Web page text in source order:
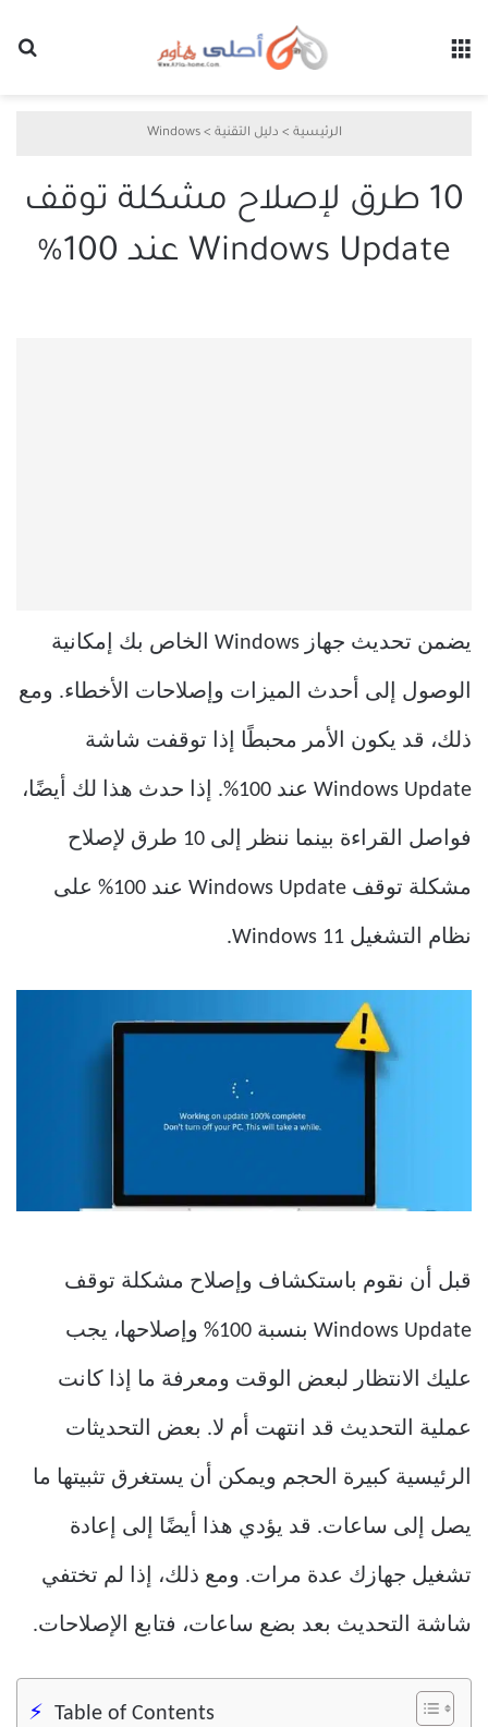
الرئيسية > دليل التقنية >
Windows
10 طرق لإصلاح مشكلة توقف
Windows Update عند 100%
يضمن تحديث جهاز Windows الخاص بك إمكانية
الوصول إلى أحدث الميزات وإصلاحات الأخطاء. ومع
ذلك، قد يكون الأمر محبطًا إذا توقفت شاشة
Windows Update عند 100%. إذا حدث هذا لك أيضًا،
فواصل القراءة بينما ننظر إلى 10 طرق لإصلاح
مشكلة توقف Windows Update عند 100% على
نظام التشغيل Windows 11.
قبل أن نقوم باستكشاف وإصلاح مشكلة توقف
Windows Update بنسبة 100% وإصلاحها، يجب
عليك الانتظار لبعض الوقت ومعرفة ما إذا كانت
عملية التحديث قد انتهت أم لا. بعض التحديثات
الرئيسية كبيرة الحجم ويمكن أن يستغرق تثبيتها ما
يصل إلى ساعات. قد يؤدي هذا أيضًا إلى إعادة
تشغيل جهازك عدة مرات. ومع ذلك، إذا لم تختفي
شاشة التحديث بعد بضع ساعات، فتابع الإصلاحات.
Table of Contents